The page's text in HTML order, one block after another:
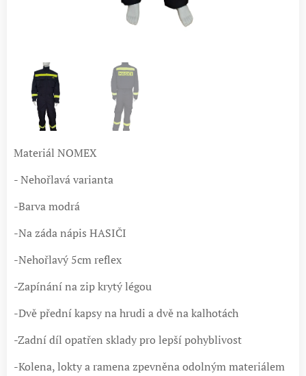
Materiál NOMEX
- Nehořlavá varianta
-Barva modrá
-Na záda nápis HASIČI
-Nehořlavý 5cm reflex
-Zapínání na zip krytý légou
-Dvě přední kapsy na hrudi a dvě na kalhotách
-Zadní díl opatřen sklady pro lepší pohyblivost
-Kolena, lokty a ramena zpevněna odolným materiálem